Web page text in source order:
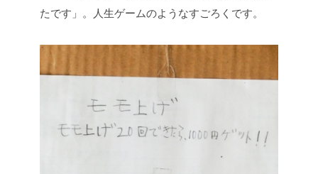
たです」。人生ゲームのようなすごろくです。